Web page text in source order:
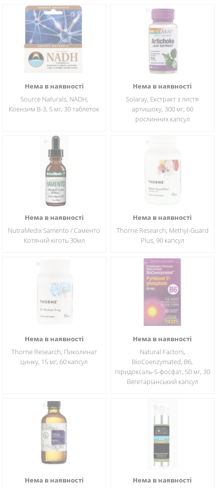
Нема в наявності
Source Naturals, NADH,
Коензим В-3, 5 мг, 30 таблеток
Нема в наявності
Solaray, Екстракт з листя
артишоку, 300 мг, 60
рослинних капсул
Нема в наявності
NutraMedix Samento / Саменто
Котячий кіготь 30мл
Нема в наявності
Thorne Research, Methyl-Guard
Plus, 90 капсул
Нема в наявності
Thorne Research, Пиколинат
цинку, 15 мг, 60 капсул
Нема в наявності
Natural Factors,
BioCoenzymated, B6,
піридоксаль-5-фосфат, 50 мг, 30
Вегетаріанський капсул
Нема в наявності
Нема в наявності